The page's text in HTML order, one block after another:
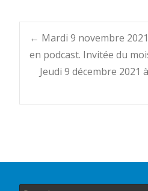
Post
← Mardi 9 novembre
en podcast. Invitée du
Jeudi 9 décembre 2021
Search